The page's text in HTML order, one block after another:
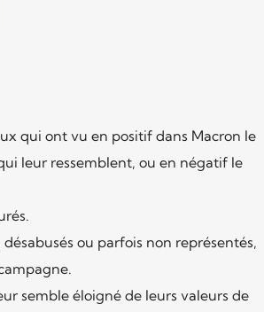
qui ont vu en positif dans Macron le
leur ressemblent, ou en négatif le
ou parfois non représentés,
semble éloigné de leurs valeurs de